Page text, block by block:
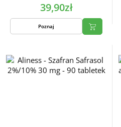
39,90zł
Poznaj